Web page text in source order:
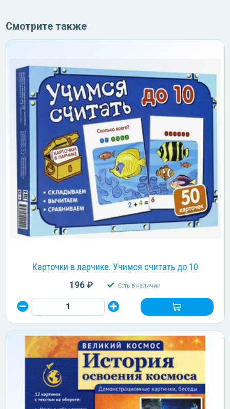
Смотрите также
Карточки в ларчике. Учимся считать до 10
196 ₽ Есть в наличии